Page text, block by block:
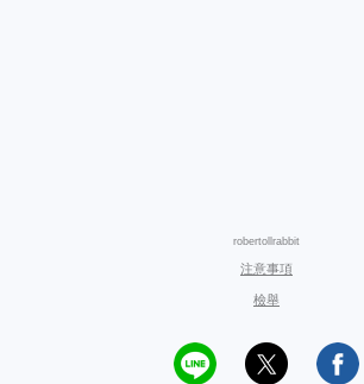
robertollrabbit
注意事項
檢舉